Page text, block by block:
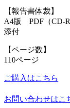
【報告書体裁】
A4版 PDF（CD-R
添付
【ページ数】
110ページ
ご購入はこちら
お問い合わせはこ